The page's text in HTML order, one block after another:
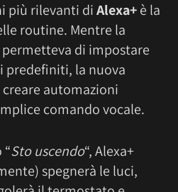
più rilevanti diAlexa+è la
routine. Mentre la
di impostare
predefiniti, la nuova
automazioni
comando vocale.
Sto uscendo“, Alexa+
spegnerà le luci,